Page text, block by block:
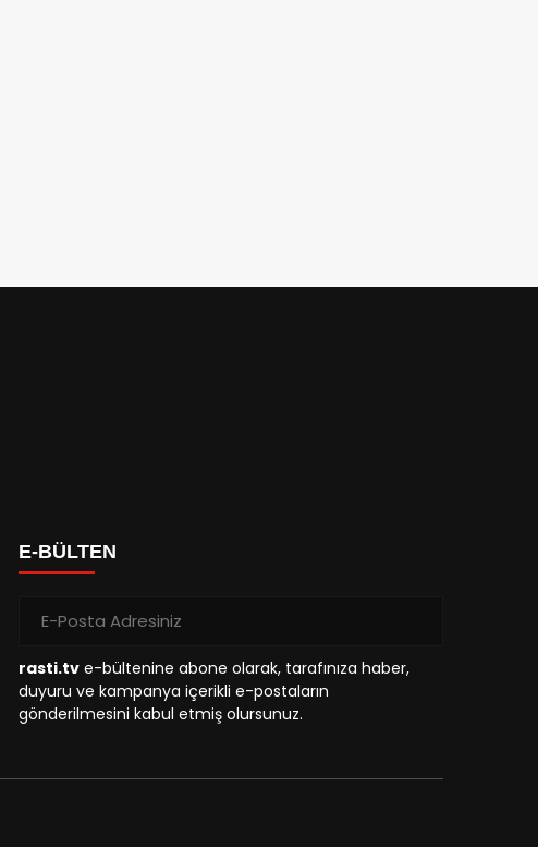
E-BÜLTEN
rasti.tv e-bültenine abone olarak, tarafınıza haber,
duyuru ve kampanya içerikli e-postaların
gönderilmesini kabul etmiş olursunuz.